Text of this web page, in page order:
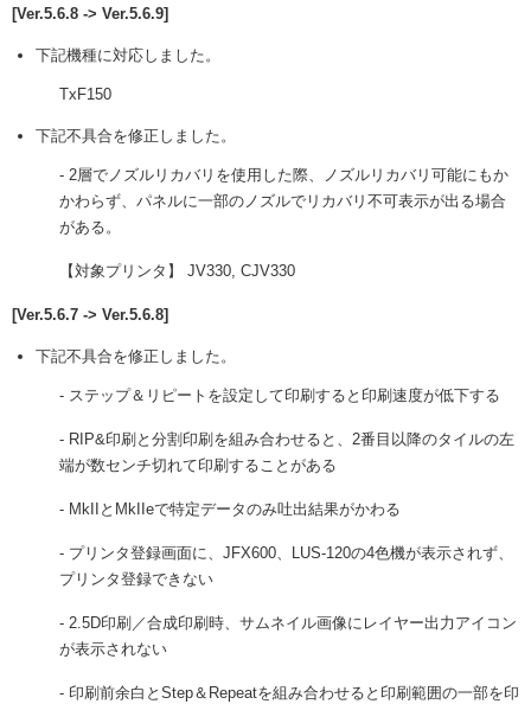
[Ver.5.6.8 -> Ver.5.6.9]
下記機種に対応しました。
TxF150
下記不具合を修正しました。
- 2層でノズルリカバリを使用した際、ノズルリカバリ可能にもか
かわらず、パネルに一部のノズルでリカバリ不可表示が出る場合
がある。
【対象プリンタ】 JV330, CJV330
[Ver.5.6.7 -> Ver.5.6.8]
下記不具合を修正しました。
- ステップ＆リピートを設定して印刷すると印刷速度が低下する
- RIP&印刷と分割印刷を組み合わせると、2番目以降のタイルの左
端が数センチ切れて印刷することがある
- MkIIとMkIIeで特定データのみ吐出結果がかわる
- プリンタ登録画面に、JFX600、LUS-120の4色機が表示されず、
プリンタ登録できない
- 2.5D印刷／合成印刷時、サムネイル画像にレイヤー出力アイコン
が表示されない
- 印刷前余白とStep＆Repeatを組み合わせると印刷範囲の一部を印